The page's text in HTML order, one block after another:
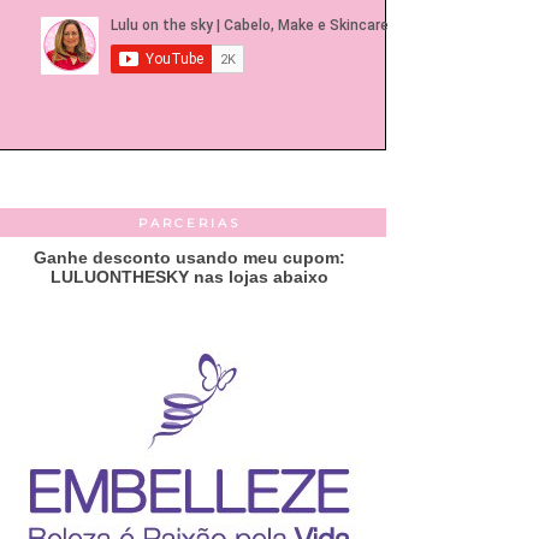
PARCERIAS
Ganhe desconto usando meu cupom:
LULUONTHESKY nas lojas abaixo